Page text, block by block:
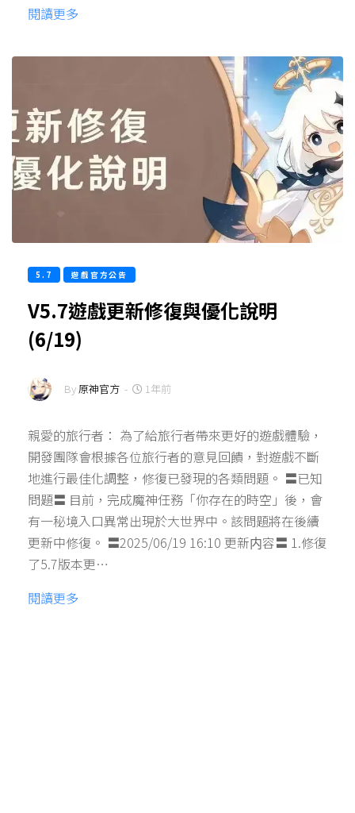
閱讀更多
5.7 遊戲官方公告
V5.7遊戲更新修復與優化說明
(6/19)
By原神官方 - 1年前
親愛的旅行者： 為了給旅行者帶來更好的遊戲體驗，
開發團隊會根據各位旅行者的意見回饋，對遊戲不斷
地進行最佳化調整，修復已發現的各類問題。 〓已知
問題〓 目前，完成魔神任務「你存在的時空」後，會
有一秘境入口異常出現於大世界中。該問題將在後續
更新中修復。 〓2025/06/19 16:10 更新内容〓 1.修復
了5.7版本更…
閱讀更多